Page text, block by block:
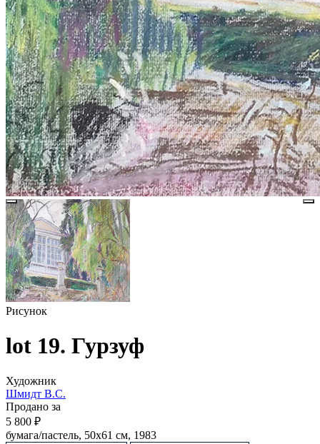
Рисунок
lot 19. Гурзуф
Художник
Шмидт В.С.
Продано за
5 800 ₽
бумага/пастель, 50х61 см, 1983